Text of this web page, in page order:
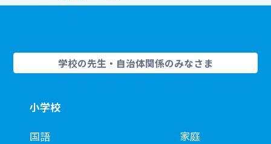
学校の先生・自治体関係のみなさま
小学校
国語
家庭